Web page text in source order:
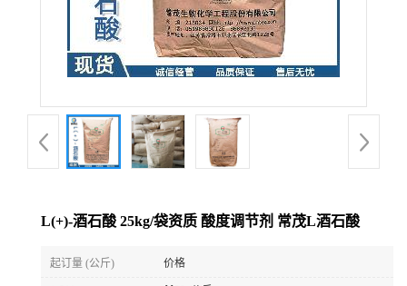
L(+)-酒石酸 25kg/袋资质 酸度调节剂 常茂L酒石酸
起订量 (公斤) 价格